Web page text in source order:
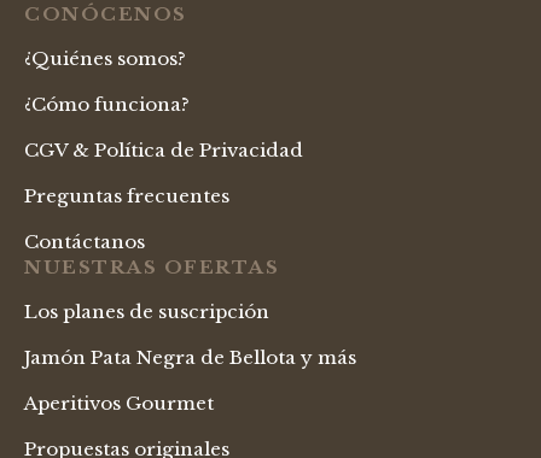
CONÓCENOS
¿Quiénes somos?
¿Cómo funciona?
CGV & Política de Privacidad
Preguntas frecuentes
Contáctanos
NUESTRAS OFERTAS
Los planes de suscripción
Jamón Pata Negra de Bellota y más
Aperitivos Gourmet
Propuestas originales